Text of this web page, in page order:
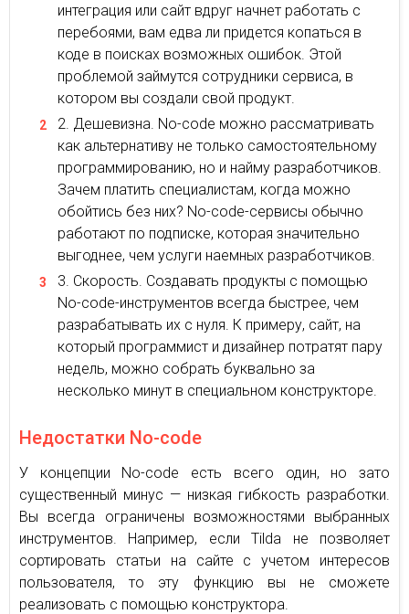
интеграция или сайт вдруг начнет работать с
перебоями, вам едва ли придется копаться в
коде в поисках возможных ошибок. Этой
проблемой займутся сотрудники сервиса, в
котором вы создали свой продукт.
Дешевизна. No-code можно рассматривать
как альтернативу не только самостоятельному
программированию, но и найму разработчиков.
Зачем платить специалистам, когда можно
обойтись без них? No-code-сервисы обычно
работают по подписке, которая значительно
выгоднее, чем услуги наемных разработчиков.
Скорость. Создавать продукты с помощью
No-code-инструментов всегда быстрее, чем
разрабатывать их с нуля. К примеру, сайт, на
который программист и дизайнер потратят пару
недель, можно собрать буквально за
несколько минут в специальном конструкторе.
Недостатки No-code
У концепции No-code есть всего один, но зато
существенный минус — низкая гибкость разработки.
Вы всегда ограничены возможностями выбранных
инструментов. Например, если Tilda не позволяет
сортировать статьи на сайте с учетом интересов
пользователя, то эту функцию вы не сможете
реализовать с помощью конструктора.